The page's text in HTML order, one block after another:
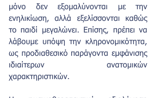
μόνο δεν εξομαλύνονται με την
ενηλικίωση, αλλά εξελίσσονται καθώς
το παιδί μεγαλώνει. Επίσης, πρέπει να
λάβουμε υπόψη την κληρονομικότητα,
ως προδιαθεσικό παράγοντα εμφάνισης
ιδιαίτερων ανατομικών
χαρακτηριστικών.